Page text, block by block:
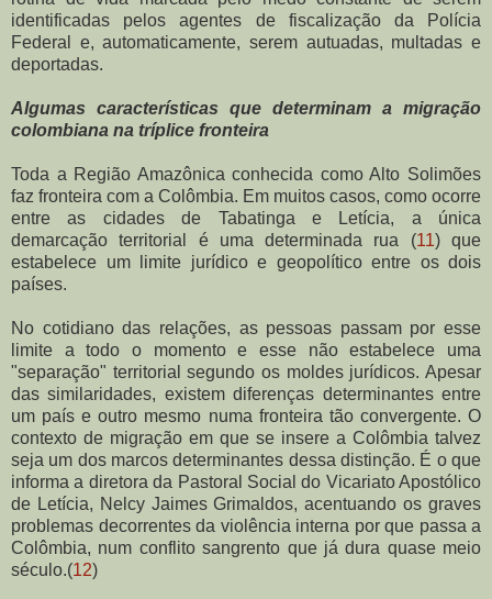
identificadas pelos agentes de fiscalização da Polícia
Federal e, automaticamente, serem autuadas, multadas e
deportadas.
Algumas características que determinam a migração
colombiana na tríplice fronteira
Toda a Região Amazônica conhecida como Alto Solimões
faz fronteira com a Colômbia. Em muitos casos, como ocorre
entre as cidades de Tabatinga e Letícia, a única
demarcação territorial é uma determinada rua (11) que
estabelece um limite jurídico e geopolítico entre os dois
países.
No cotidiano das relações, as pessoas passam por esse
limite a todo o momento e esse não estabelece uma
"separação" territorial segundo os moldes jurídicos. Apesar
das similaridades, existem diferenças determinantes entre
um país e outro mesmo numa fronteira tão convergente. O
contexto de migração em que se insere a Colômbia talvez
seja um dos marcos determinantes dessa distinção. É o que
informa a diretora da Pastoral Social do Vicariato Apostólico
de Letícia, Nelcy Jaimes Grimaldos, acentuando os graves
problemas decorrentes da violência interna por que passa a
Colômbia, num conflito sangrento que já dura quase meio
século.(12)